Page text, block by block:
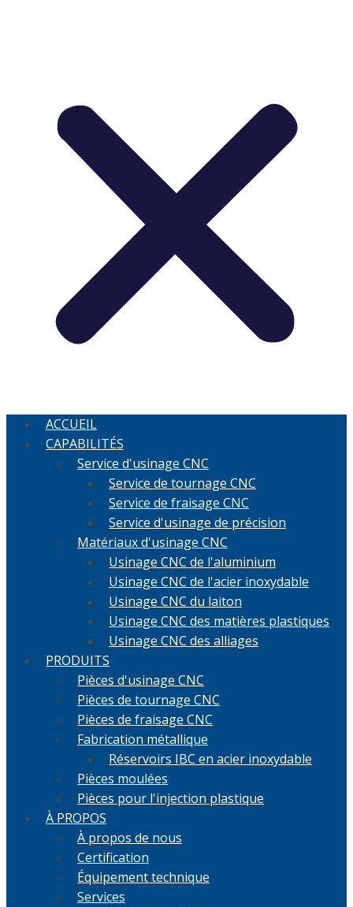
ACCUEIL
CAPABILITÉS
Service d'usinage CNC
Service de tournage CNC
Service de fraisage CNC
Service d'usinage de précision
Matériaux d'usinage CNC
Usinage CNC de l'aluminium
Usinage CNC de l'acier inoxydable
Usinage CNC du laiton
Usinage CNC des matières plastiques
Usinage CNC des alliages
PRODUITS
Pièces d'usinage CNC
Pièces de tournage CNC
Pièces de fraisage CNC
Fabrication métallique
Réservoirs IBC en acier inoxydable
Pièces moulées
Pièces pour l'injection plastique
À PROPOS
À propos de nous
Certification
Équipement technique
Services